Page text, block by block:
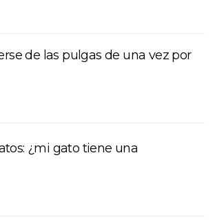
de las pulgas de una vez por
¿mi gato tiene una